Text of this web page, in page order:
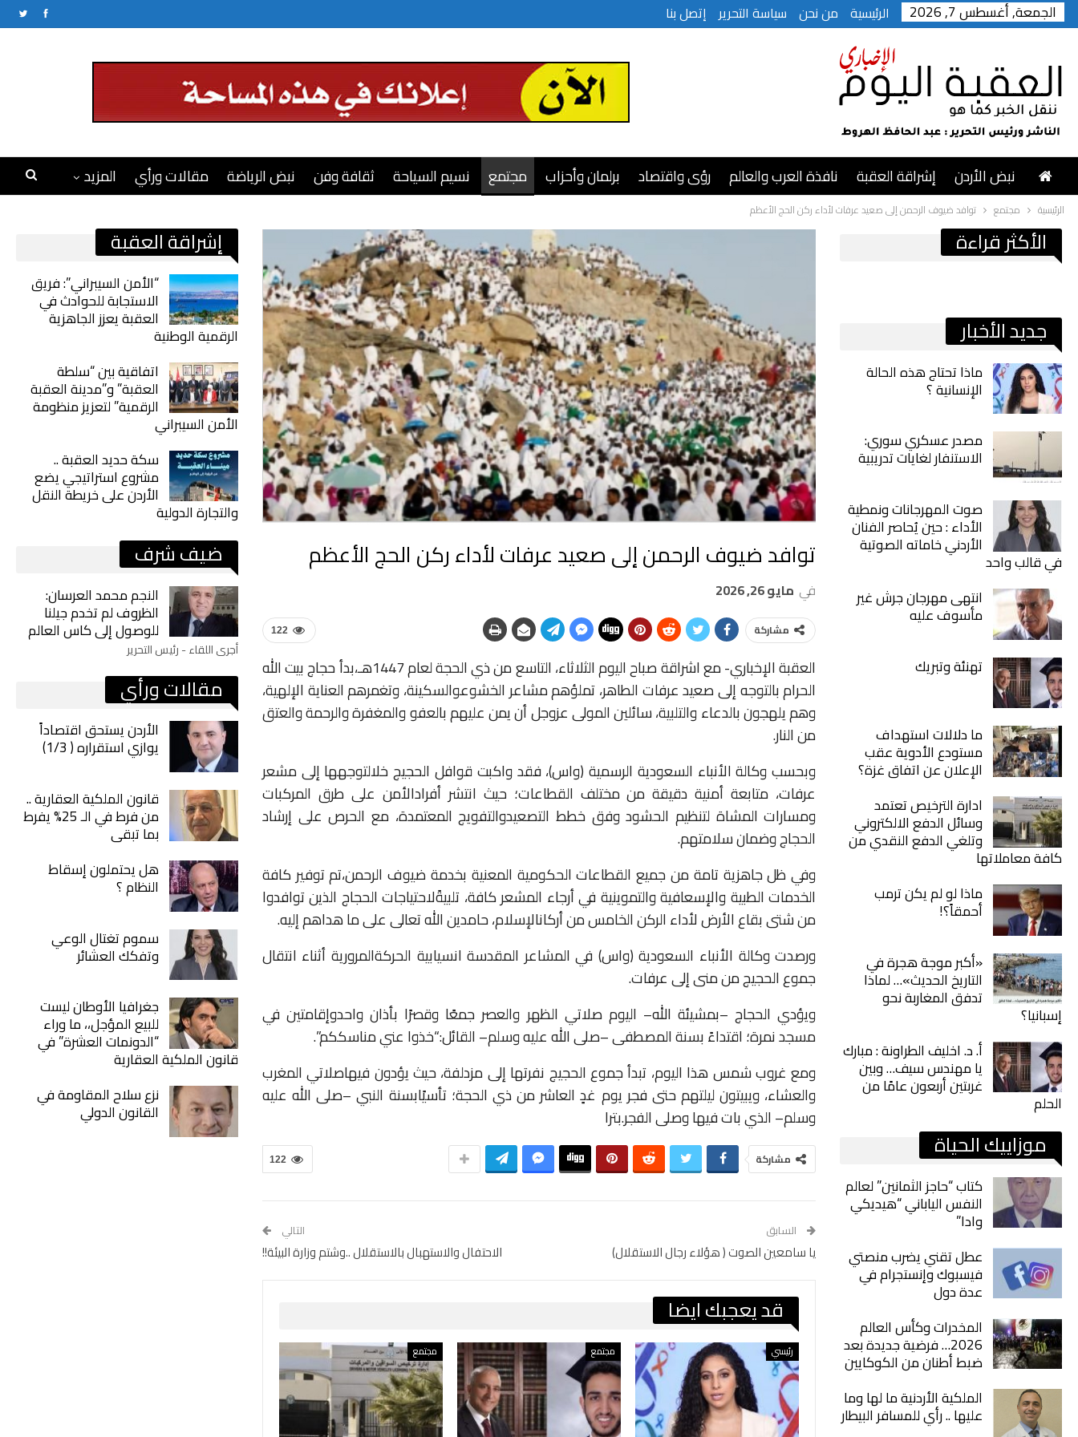
الجمعة, أغسطس 7, 2026 الرئيسية من نحن سياسة التحرير إتصل بنا
نبض الأردن إشراقة العقبة نافذة العرب والعالم رؤى واقتصاد برلمان وأحزاب مجتمع نسيم السياحة ثقافة وفن نبض الرياضة مقالات ورأي المزيد
الرئيسية مجتمع توافد ضيوف الرحمن إلى صعيد عرفات لأداء ركن الحج الأعظم
توافد ضيوف الرحمن إلى صعيد عرفات لأداء ركن الحج الأعظم
في مايو 26, 2026
122 مشاركة
العقبة الإخباري-معاشراقةصباحاليومالثلاثاء،التاسعمنذيالحجةلعام1447 هـ،بدأحجاجبيتالله
الحرامبالتوجهإلىصعيدعرفاتالطاهر،تملؤهممشاعرالخشوعوالسكينة،وتغمرهمالعنايةالإلهية،
وهميلهجونبالدعاءوالتلبية،سائلينالمولىعزوجلأنيمنعليهمبالعفووالمغفرةوالرحمةوالعتق
منالنار.
وبحسبوكالةالأنباء السعودية الرسمية (واس)،فقدواكبتقوافل الحجيجخلالتوجهها إلىمشعر
عرفات، متابعة أمنية دقيقة من مختلف القطاعات؛ حيث انتشر أفرادالأمن على طرق المركبات
ومسارات المشاة لتنظيم الحشود وفق خطط التصعيدوالتفويج المعتمدة، مع الحرص على إرشاد
الحجاجوضمانسلامتهم.
وفيظلجاهزيةتامةمنجميع القطاعاتالحكومية المعنية بخدمةضيوف الرحمن،تمتوفيركافة
الخدماتالطبيةوالإسعافيةوالتموينيةفيأرجاء المشعركافة، تلبيةًلاحتياجاتالحجاج الذينتوافدوا
منشتىبقاعالأرضلأداءالركنالخامسمنأركانالإسلام،حامديناللهتعالىعلىماهداهمإليه.
ورصدتوكالة الأنباء السعودية (واس) في المشاعر المقدسة انسيابية الحركةالمرورية أثناء انتقال
جموعالحجيجمنمنىإلىعرفات.
ويؤدي الحجاج–بمشيئة الله– اليوم صلاتي الظهر والعصر جمعًا وقصرًا بأذان واحدوإقامتين في
مسجدنمرة؛اقتداءًبسنةالمصطفى–صلىاللهعليهوسلم–القائل:“خذوا عنيمناسككم”.
ومع غروبشمسهذا اليوم، تبدأجموعالحجيج نفرتها إلىمزدلفة،حيثيؤدونفيهاصلاتيالمغرب
والعشاء، ويبيتونليلتهمحتىفجريوم غدٍ العاشرمنذي الحجة؛ تأسيًابسنة النبي–صلى الله عليه
وسلم–الذيباتفيهاوصلىالفجر.بترا
122 مشاركة
السابق
يا سامعين الصوت ( هؤلاء رجال الاستقلال)
التالي
الاحتفال والاستهبال بالاستقلال ..وشتم وزارة البيئة!!
قد يعجبك ايضا
رئيسي مجتمع مجتمع
إشراقة العقبة
“الأمن السيبراني”: فريق
الاستجابة للحوادث في
العقبة يعزز الجاهزية
الرقمية الوطنية
اتفاقية بين “سلطة
العقبة” و”مدينة العقبة
الرقمية” لتعزيز منظومة
الأمن السيبراني
سكة حديد العقبة ..
مشروع استراتيجي يضع
الأردن على خريطة النقل
والتجارة الدولية
ضيف شرف
النجم محمد العرسان:
الظروف لم تخدم جيلنا
للوصول إلى كاس العالم
أجرى اللقاء - رئيس التحرير
مقالات ورأي
الأردن يستحق اقتصاداً
يوازي استقراره ( 1/3)
قانون الملكية العقارية ..
من فرط في الـ 25% يفرط
بما تبقى
هل يحتملون إسقاط
النظام ؟
سموم تغتال الوعي
وتفكك العشائر
جغرافيا الأوطان ليست
للبيع المؤجل،، ما وراء
“الدونمات العشرة” في
قانون الملكية العقارية
نزع سلاح المقاومة في
القانون الدولي
الأكثر قراءة
جديد الأخبار
ماذا تحتاج هذه الحالة
الإنسانية ؟
مصدر عسكري سوري:
الاستنفار لغايات تدريبية
صوت المهرجانات ونمطية
الأداء : حين يُحاصر الفنان
الأردني خاماته الصوتية
في قالب واحد
انتهى مهرجان جرش غير
مأسوف عليه
تهنئة وتبريك
ما دلالات استهداف
مستودع الأدوية عقب
الإعلان عن اتفاق غزة؟
ادارة الترخيص تعتمد
وسائل الدفع الالكتروني
وتلغي الدفع النقدي من
كافة معاملاتها
ماذا لو لم يكن ترمب
أحمقاً؟!
«أكبر موجة هجرة في
التاريخ الحديث»… لماذا
تدفق المغاربة نحو
إسبانيا؟
أ. د. اخليف الطراونة : مبارك
يا مهندس سيف… وبين
غربتين أربعون عامًا من
الحلم
موزاييك الحياة
كتاب “حاجز الثمانين” لعالم
النفس الياباني “هيديكي
وادا”
عطل تقني يضرب منصتي
فيسبوك وإنستجرام في
عدة دول
المخدرات وكأس العالم
2026… فرضية جديدة بعد
ضبط أطنان من الكوكايين
الملكية الأردنية ما لها وما
عليها .. رأي للمسافر البيطار